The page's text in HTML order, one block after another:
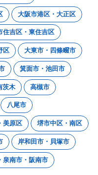
大阪市港区・大正区
住吉区・東住吉区
区 大東市・四條畷市
箕面市・池田市
茨木 高槻市
八尾市
美原区 堺市中区・南区
岸和田市・貝塚市
泉南市・阪南市